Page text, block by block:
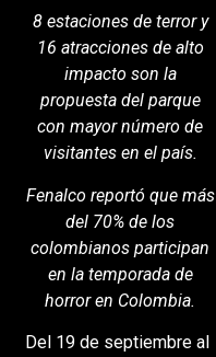
8 estaciones de terror y
16 atracciones de alto
impacto son la
propuesta del parque
con mayor número de
visitantes en el país.
Fenalco reportó que más
del 70% de los
colombianos participan
en la temporada de
horror en Colombia.
Del 19 de septiembre al